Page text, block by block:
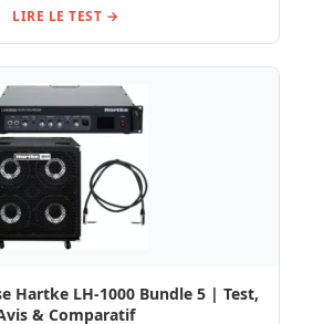
LIRE LE TEST →
Hartke LH-1000 Bundle 5 | Test,
& Comparatif